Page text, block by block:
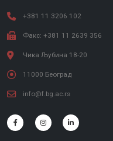
+381 11 3206 102
Факс: +381 11 2639 356
Чика Љубина 18-20
11000 Београд
info@f.bg.ac.rs